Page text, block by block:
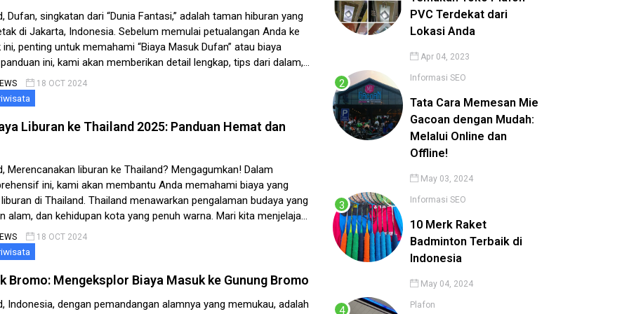
Dufan, singkatan dari “Dunia Fantasi,” adalah taman hiburan yang
di Jakarta, Indonesia. Sebelum memulai petualangan Anda ke
penting untuk memahami “Biaya Masuk Dufan” atau biaya
ini, kami akan memberikan detail lengkap, tips dari dalam,
perlu Anda ketahui untuk merencanakan kunjungan Anda ke
18 OCT 2024
Liburan ke Thailand 2025: Panduan Hemat dan
Merencanakan liburan ke Thailand? Mengagumkan! Dalam
ini, kami akan membantu Anda memahami biaya yang
di Thailand. Thailand menawarkan pengalaman budaya yang
alam, dan kehidupan kota yang penuh warna. Mari kita menjelajahi
Thailand bersama! Estimasi Biaya Liburan ke Thailand 2025
berkesan ke Thailand […]
18 OCT 2024
Bromo: Mengeksplor Biaya Masuk ke Gunung Bromo
Indonesia, dengan pemandangan alamnya yang memukau, adalah
PVC Terdekat dari
Lokasi Anda
Apr 04, 2023
Informasi SEO
Tata Cara Memesan Mie
Gacoan dengan Mudah:
Melalui Online dan
Offline!
May 03, 2024
Informasi SEO
10 Merk Raket
Badminton Terbaik di
Indonesia
May 04, 2024
Plafon